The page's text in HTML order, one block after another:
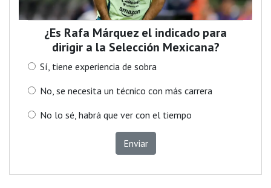
¿Es Rafa Márquez el indicado para
dirigir a la Selección Mexicana?
Sí, tiene experiencia de sobra
No, se necesita un técnico con más carrera
No lo sé, habrá que ver con el tiempo
Enviar